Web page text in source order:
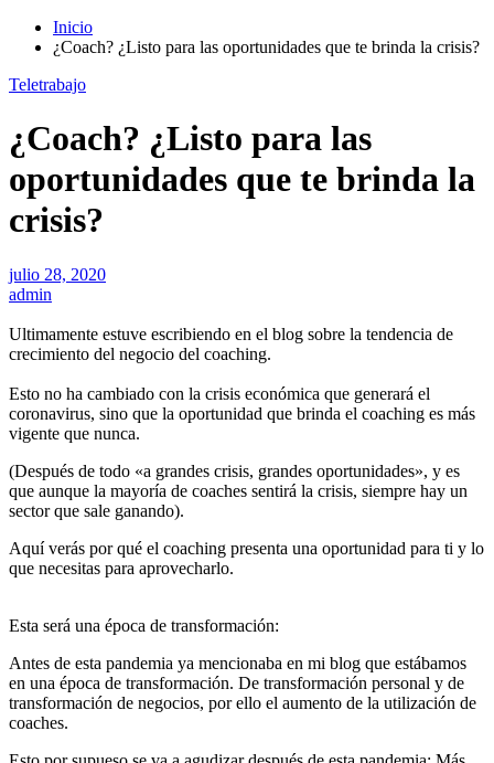
Inicio
¿Coach? ¿Listo para las oportunidades que te brinda la crisis?
Teletrabajo
¿Coach? ¿Listo para las
oportunidades que te brinda la
crisis?
julio 28, 2020
admin
Ultimamente estuve escribiendo en el blog sobre la tendencia de
crecimiento del negocio del coaching.
Esto no ha cambiado con la crisis económica que generará el
coronavirus, sino que la oportunidad que brinda el coaching es más
vigente que nunca.
(Después de todo «a grandes crisis, grandes oportunidades», y es
que aunque la mayoría de coaches sentirá la crisis, siempre hay un
sector que sale ganando).
Aquí verás por qué el coaching presenta una oportunidad para ti y lo
que necesitas para aprovecharlo.
Esta será una época de transformación:
Antes de esta pandemia ya mencionaba en mi blog que estábamos
en una época de transformación. De transformación personal y de
transformación de negocios, por ello el aumento de la utilización de
coaches.